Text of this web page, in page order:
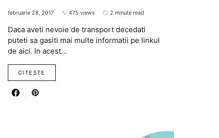
februarie 28, 2017 475 views 2 minute read
Daca aveti nevoie de transport decedati
puteti sa gasiti mai multe informatii pe linkul
de aici. In acest…
CITESTE